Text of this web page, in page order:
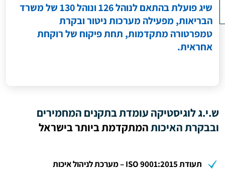
שיג פועלת בהתאם לנוהל 126 ונוהל 130 של משרד
הבריאות, מפעילה מערכות ניטור ובקרת
טמפרטורה מתקדמות, תחת פיקוח של רוקחת
אחראית.
ש.י.ג לוגיסטיקה עומדת בתקנים המחמירים
ובבקרת האיכותהמתקדמת ביותר בישראל
תעודת ISO 9001:2015 – מערכת לניהול איכות